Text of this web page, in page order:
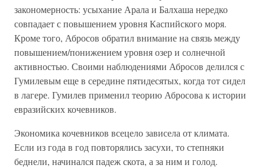
закономерность: усыхание Арала и Балхаша нередко
совпадает с повышением уровня Каспийского моря.
Кроме того, Абросов обратил внимание на связь между
повышением/понижением уровня озер и солнечной
активностью. Своими наблюдениями Абросов делился с
Гумилевым еще в середине пятидесятых, когда тот сидел
в лагере. Гумилев применил теорию Абросова к истории
евразийских кочевников.
Экономика кочевников всецело зависела от климата.
Если из года в год повторялись засухи, то степняки
беднели, начинался падеж скота, а за ним и голод.